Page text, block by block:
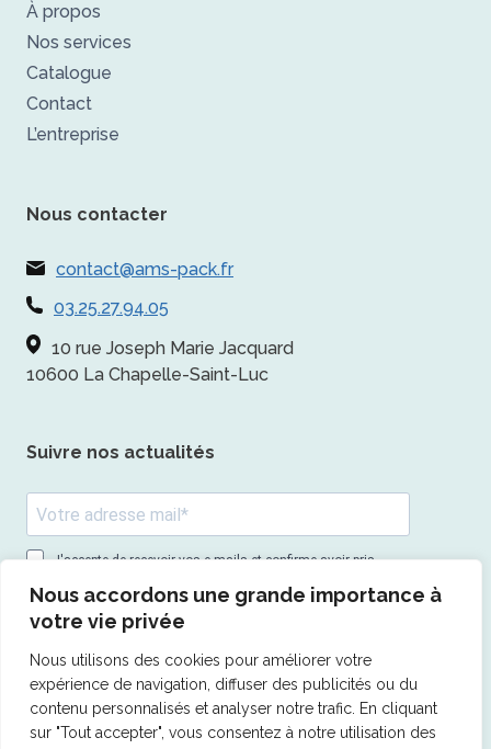
Nous accordons une grande importance à
votre vie privée
Nous utilisons des cookies pour améliorer votre
expérience de navigation, diffuser des publicités ou du
contenu personnalisés et analyser notre trafic. En cliquant
sur "Tout accepter", vous consentez à notre utilisation des
À propos
Nos services
Catalogue
Contact
L’entreprise
Nous contacter
contact@ams-pack.fr
03.25.27.94.05
10 rue Joseph Marie Jacquard
10600 La Chapelle-Saint-Luc
Suivre nos actualités
J'accepte de recevoir vos e-mails et confirme avoir pris
mentions légales.
Vous pouvez vous désinscrire à tout moment en cliquant sur le
S'inscrire